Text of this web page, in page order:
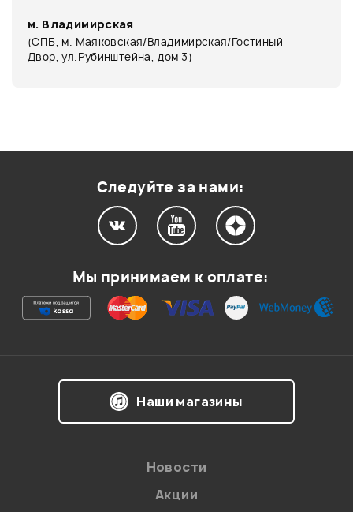
м. Владимирская
(СПБ, м. Маяковская/Владимирская/Гостиный
Двор, ул.Рубинштейна, дом 3)
Следуйте за нами:
Мы принимаем к оплате:
Наши магазины
Новости
Акции